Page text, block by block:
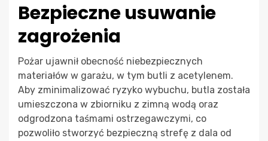
Bezpieczne usuwanie
zagrożenia
Pożar ujawnił obecność niebezpiecznych
materiałów w garażu, w tym butli z acetylenem.
Aby zminimalizować ryzyko wybuchu, butla została
umieszczona w zbiorniku z zimną wodą oraz
odgrodzona taśmami ostrzegawczymi, co
pozwoliło stworzyć bezpieczną strefę z dala od